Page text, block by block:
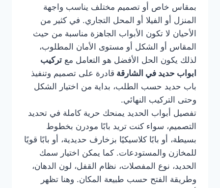
بمقاس خاص أو تصميم مختلف يناسب واجهة
المنزل أو الفيلا أو المحل التجاري. في كثير من
الأحيان لا تكون الأبواب الجاهزة مناسبة من حيث
المقاس أو الشكل أو مستوى الأمان المطلوب،
لذلك يكون الحل الأفضل هو التعامل مع تركيب
ابواب حديد في الشارقة قادرة على تصميم وتنفيذ
باب حديد حسب الطلب، بداية من اختيار الشكل
وحتى التركيب النهائي.
تفصيل أبواب الحديد يمنحك حرية كاملة في تحديد
التصميم، سواء كنت تريد بابًا مودرن بخطوط
بسيطة، أو بابًا كلاسيكيًا بزخارف حديدية، أو بابًا قويًا
للمخازن والمستودعات. كما يمكن اختيار سمك
الحديد، نوع المفصلات، نظام القفل، لون الدهان،
وطريقة الفتح حسب طبيعة المكان. وهنا تظهر